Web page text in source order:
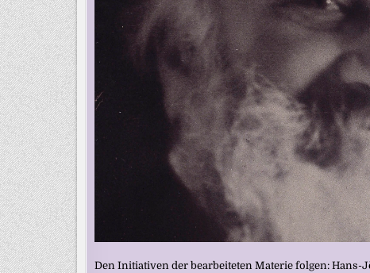
Den Initiativen der bearbeiteten Materie folgen: Hans-